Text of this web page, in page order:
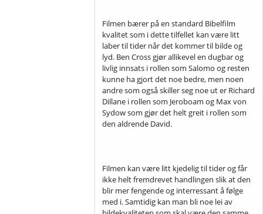
Filmen bærer på en standard Bibelfilm
kvalitet som i dette tilfellet kan være litt
laber til tider når det kommer til bilde og
lyd. Ben Cross gjør allikevel en dugbar og
livlig innsats i rollen som Salomo og resten
kunne ha gjort det noe bedre, men noen
andre som også skiller seg noe ut er Richard
Dillane i rollen som Jeroboam og Max von
Sydow som gjør det helt greit i rollen som
den aldrende David.
Filmen kan være litt kjedelig til tider og får
ikke helt fremdrevet handlingen slik at den
blir mer fengende og interressant å følge
med i. Samtidig kan man bli noe lei av